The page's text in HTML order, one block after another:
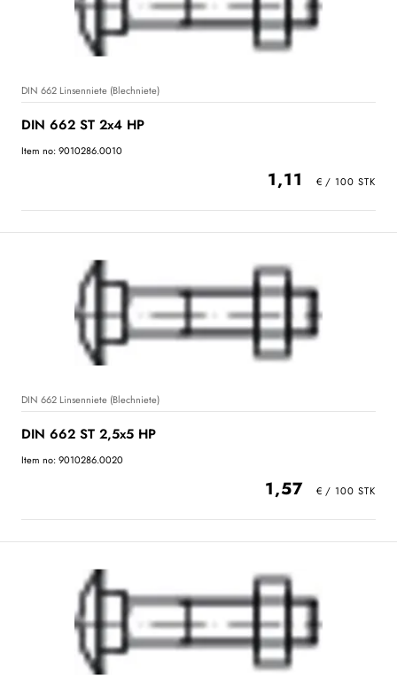
DIN 662 Linsenniete (Blechniete)
DIN 662 ST 2x4 HP
Item no: 9010286.0010
1,11
DIN 662 Linsenniete (Blechniete)
DIN 662 ST 2,5x5 HP
Item no: 9010286.0020
1,57